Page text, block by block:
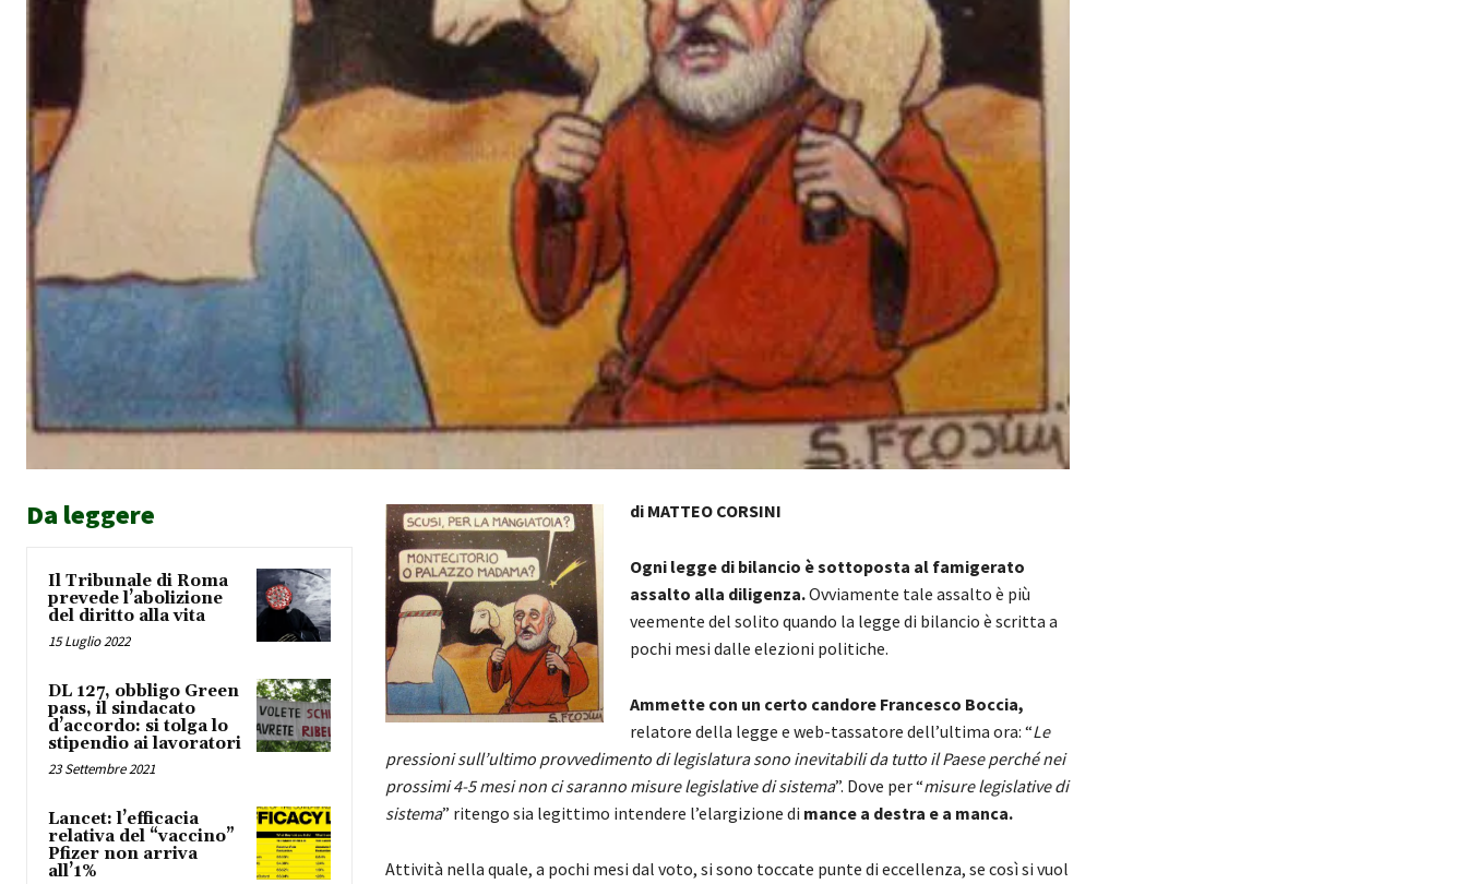
Da leggere
Il Tribunale di Roma
prevede l’abolizione
del diritto alla vita
15 Luglio 2022
DL 127, obbligo Green
pass, il sindacato
d’accordo: si tolga lo
stipendio ai lavoratori
23 Settembre 2021
Lancet: l’efficacia
relativa del “vaccino”
Pfizer non arriva
all’1%
di MATTEO CORSINI
Ogni legge di bilancio è sottoposta al famigerato
assalto alla diligenza.Ovviamente tale assalto è più
veemente del solito quando la legge di bilancio è scritta a
pochi mesi dalle elezioni politiche.
Ammette con un certo candore Francesco Boccia,
relatore della legge e web-tassatore dell’ultima ora: “Le
pressioni sull’ultimo provvedimento di legislatura sono inevitabili da tutto il Paese perché nei
prossimi 4-5 mesi non ci saranno misure legislative di sistema”. Dove per “misure legislative di
sistema” ritengo sia legittimo intendere l’elargizione di mance a destra e a manca.
Attività nella quale, a pochi mesi dal voto, si sono toccate punte di eccellenza, se così si vuol